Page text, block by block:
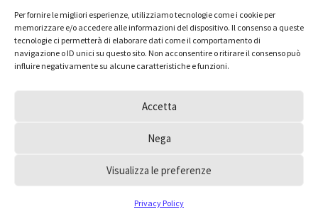
Per fornire le migliori esperienze, utilizziamo tecnologie come i cookie per
memorizzare e/o accedere alle informazioni del dispositivo. Il consenso a queste
tecnologie ci permetterà di elaborare dati come il comportamento di
navigazione o ID unici su questo sito. Non acconsentire o ritirare il consenso può
influire negativamente su alcune caratteristiche e funzioni.
Accetta
Nega
Visualizza le preferenze
Privacy Policy
parcheggi
clicca qui
9.30/13.0
0 (da
Lunedì a
no@ingpe
09:30/13:
00 (da
Lunedì a
Giovedì)
Ordine degli Ingegneri della Provincia di Milano © 2000 – 2025